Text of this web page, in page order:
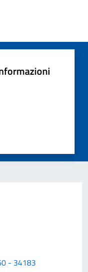
- 34183